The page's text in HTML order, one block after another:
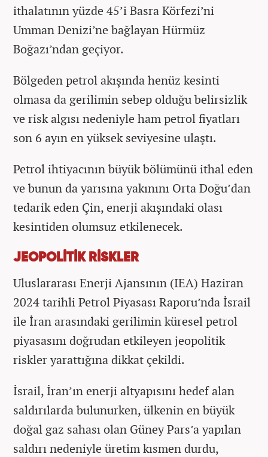
ithalatının yüzde 45’i Basra Körfezi’ni
Umman Denizi’ne bağlayan Hürmüz
Boğazı’ndan geçiyor.
Bölgeden petrol akışında henüz kesinti
olmasa da gerilimin sebep olduğu belirsizlik
ve risk algısı nedeniyle ham petrol fiyatları
son 6 ayın en yüksek seviyesine ulaştı.
Petrol ihtiyacının büyük bölümünü ithal eden
ve bunun da yarısına yakınını Orta Doğu’dan
tedarik eden Çin, enerji akışındaki olası
kesintiden olumsuz etkilenecek.
JEOPOLİTİK RİSKLER
Uluslararası Enerji Ajansının (IEA) Haziran
2024 tarihli Petrol Piyasası Raporu’nda İsrail
ile İran arasındaki gerilimin küresel petrol
piyasasını doğrudan etkileyen jeopolitik
riskler yarattığına dikkat çekildi.
İsrail, İran’ın enerji altyapısını hedef alan
saldırılarda bulunurken, ülkenin en büyük
doğal gaz sahası olan Güney Pars’a yapılan
saldırı nedeniyle üretim kısmen durdu,